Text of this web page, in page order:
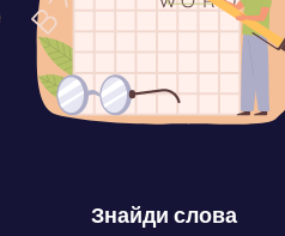
Знайди слова